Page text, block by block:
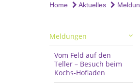
Home Aktuelles
Meldungen
Vom Feld auf den
Teller – Besuch beim
Kochs-Hofladen